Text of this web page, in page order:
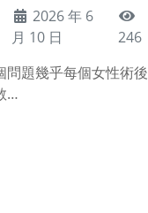
2026 年 6
月 10 日
246
問題幾乎每個女性術後
…